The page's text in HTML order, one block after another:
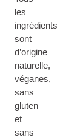
les
ingrédients
sont
d’origine
naturelle,
véganes,
sans
gluten
et
sans